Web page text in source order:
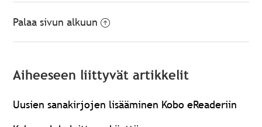
Palaa sivun alkuun
Aiheeseen liittyvät artikkelit
Uusien sanakirjojen lisääminen Kobo eReaderiin